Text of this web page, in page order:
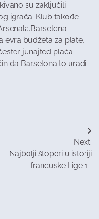
su zaključili
igrača. Klub takođe
evra budžeta za plate,
junajted plaća
da Barselona to uradi
Next:
Najbolji štoperi u istoriji
francuske Lige 1